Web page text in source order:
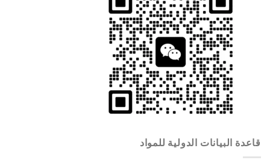
قاعدة البيانات الدولية للمواد